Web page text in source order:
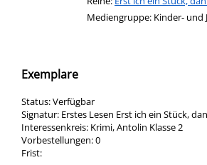
Mediengruppe: Kinder- und
Exemplare
Status:Verfügbar
Signatur: Erstes Lesen Erst ich ein Stück,
Interessenkreis: Krimi, Antolin Klasse 2
Vorbestellungen:0
Frist: